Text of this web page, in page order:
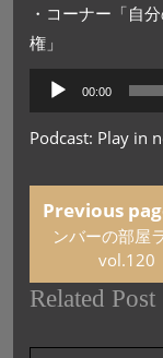
・コーナー「自
権」
プ
レ
ヤ
ー
00:00
Podcast: Play in
Previous
ンバーの部屋
vol.120
Related Post